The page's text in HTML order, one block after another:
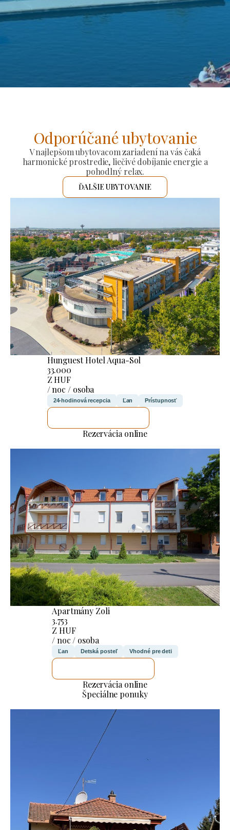
Odporúčané ubytovanie
V najlepšom ubytovacom zariadení na vás čaká
harmonické prostredie, liečivé dobíjanie energie a
pohodlný relax.
ĎALŠIE UBYTOVANIE
Hunguest Hotel Aqua-Sol
33.000
Z HUF
/ noc / osoba
24-hodinová recepcia Ľan Prístupnosť
Rezervácia online
Apartmány Zoli
3.753
Z HUF
/ noc / osoba
Ľan Detská posteľ Vhodné pre deti
Rezervácia online
Špeciálne ponuky